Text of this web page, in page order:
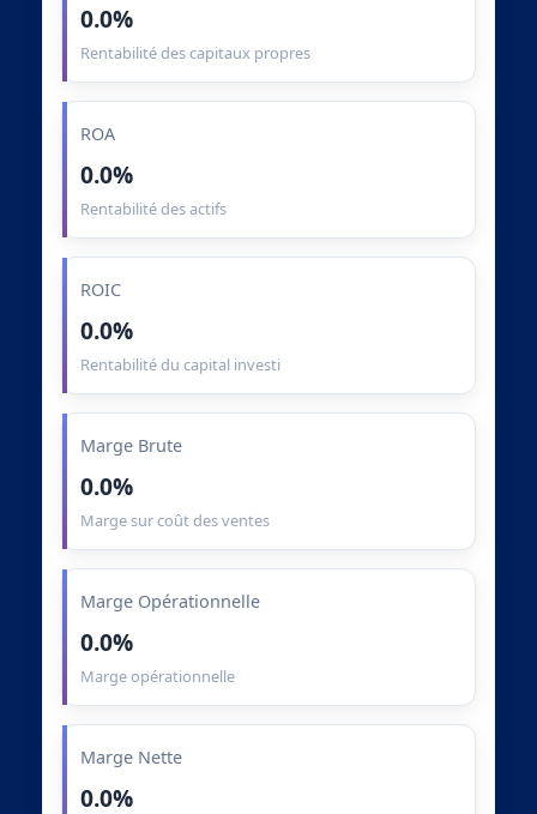
0.0%
Rentabilité des capitaux propres
ROA
0.0%
Rentabilité des actifs
ROIC
0.0%
Rentabilité du capital investi
Marge Brute
0.0%
Marge sur coût des ventes
Marge Opérationnelle
0.0%
Marge opérationnelle
Marge Nette
0.0%